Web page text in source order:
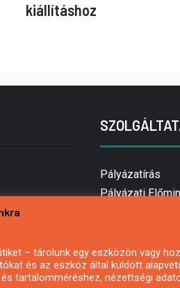
kiállításhoz
Pályázatírás
Pályázati
Pályázatírás
– tárolunk egy eszközön vagy
és az eszköz által küldött
tartalomméréshez, nézettségi